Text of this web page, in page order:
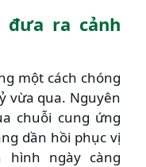
đưa ra cảnh
một cách chóng
vừa qua. Nguyên
chuỗi cung ứng
dần hồi phục vị
hình ngày càng